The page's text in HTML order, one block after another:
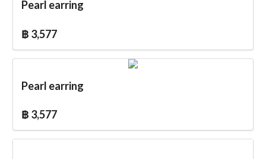
Pearl earring
฿ 3,577
Pearl earring
฿ 3,577